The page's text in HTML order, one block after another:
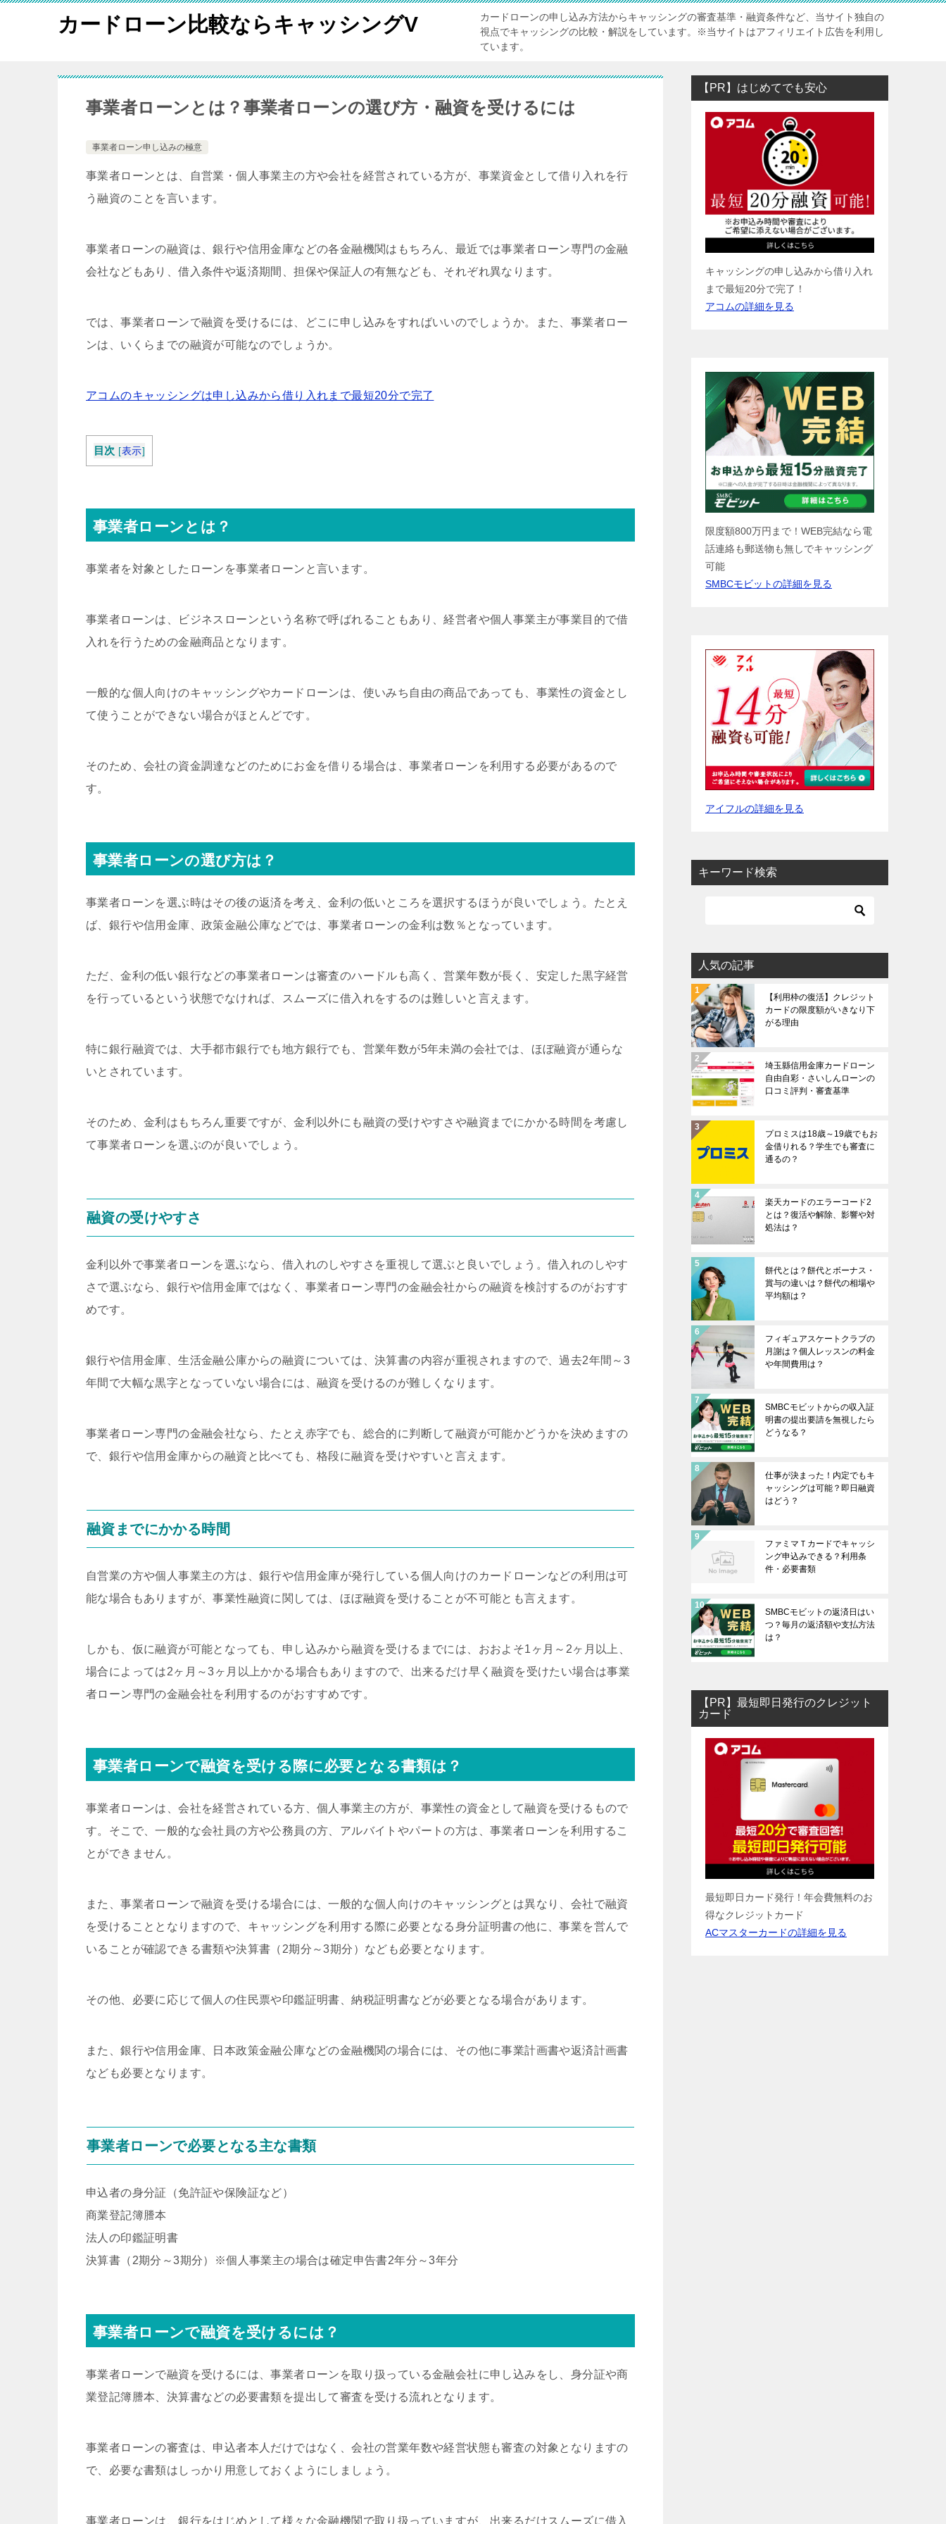
カードローン比較ならキャッシングV
カードローンの申し込み方法からキャッシングの審査基準・融資条件など、当サイト独自の
視点でキャッシングの比較・解説をしています。※当サイトはアフィリエイト広告を利用し
ています。
事業者ローンとは？事業者ローンの選び方・融資を受けるには
事業者ローン申し込みの極意
事業者ローンとは、自営業・個人事業主の方や会社を経営されている方が、事業資金として借り入れを行
う融資のことを言います。
事業者ローンの融資は、銀行や信用金庫などの各金融機関はもちろん、最近では事業者ローン専門の金融
会社などもあり、借入条件や返済期間、担保や保証人の有無なども、それぞれ異なります。
では、事業者ローンで融資を受けるには、どこに申し込みをすればいいのでしょうか。また、事業者ロー
ンは、いくらまでの融資が可能なのでしょうか。
アコムのキャッシングは申し込みから借り入れまで最短20分で完了
目次 [表示]
事業者ローンとは？
事業者を対象としたローンを事業者ローンと言います。
事業者ローンは、ビジネスローンという名称で呼ばれることもあり、経営者や個人事業主が事業目的で借
入れを行うための金融商品となります。
一般的な個人向けのキャッシングやカードローンは、使いみち自由の商品であっても、事業性の資金とし
て使うことができない場合がほとんどです。
そのため、会社の資金調達などのためにお金を借りる場合は、事業者ローンを利用する必要があるので
す。
事業者ローンの選び方は？
事業者ローンを選ぶ時はその後の返済を考え、金利の低いところを選択するほうが良いでしょう。たとえ
ば、銀行や信用金庫、政策金融公庫などでは、事業者ローンの金利は数％となっています。
ただ、金利の低い銀行などの事業者ローンは審査のハードルも高く、営業年数が長く、安定した黒字経営
を行っているという状態でなければ、スムーズに借入れをするのは難しいと言えます。
特に銀行融資では、大手都市銀行でも地方銀行でも、営業年数が5年未満の会社では、ほぼ融資が通らな
いとされています。
そのため、金利はもちろん重要ですが、金利以外にも融資の受けやすさや融資までにかかる時間を考慮し
て事業者ローンを選ぶのが良いでしょう。
融資の受けやすさ
金利以外で事業者ローンを選ぶなら、借入れのしやすさを重視して選ぶと良いでしょう。借入れのしやす
さで選ぶなら、銀行や信用金庫ではなく、事業者ローン専門の金融会社からの融資を検討するのがおすす
めです。
銀行や信用金庫、生活金融公庫からの融資については、決算書の内容が重視されますので、過去2年間～3
年間で大幅な黒字となっていない場合には、融資を受けるのが難しくなります。
事業者ローン専門の金融会社なら、たとえ赤字でも、総合的に判断して融資が可能かどうかを決めますの
で、銀行や信用金庫からの融資と比べても、格段に融資を受けやすいと言えます。
融資までにかかる時間
自営業の方や個人事業主の方は、銀行や信用金庫が発行している個人向けのカードローンなどの利用は可
能な場合もありますが、事業性融資に関しては、ほぼ融資を受けることが不可能とも言えます。
しかも、仮に融資が可能となっても、申し込みから融資を受けるまでには、おおよそ1ヶ月～2ヶ月以上、
場合によっては2ヶ月～3ヶ月以上かかる場合もありますので、出来るだけ早く融資を受けたい場合は事業
者ローン専門の金融会社を利用するのがおすすめです。
事業者ローンで融資を受ける際に必要となる書類は？
事業者ローンは、会社を経営されている方、個人事業主の方が、事業性の資金として融資を受けるもので
す。そこで、一般的な会社員の方や公務員の方、アルバイトやパートの方は、事業者ローンを利用するこ
とができません。
また、事業者ローンで融資を受ける場合には、一般的な個人向けのキャッシングとは異なり、会社で融資
を受けることとなりますので、キャッシングを利用する際に必要となる身分証明書の他に、事業を営んで
いることが確認できる書類や決算書（2期分～3期分）なども必要となります。
その他、必要に応じて個人の住民票や印鑑証明書、納税証明書などが必要となる場合があります。
また、銀行や信用金庫、日本政策金融公庫などの金融機関の場合には、その他に事業計画書や返済計画書
なども必要となります。
事業者ローンで必要となる主な書類
申込者の身分証（免許証や保険証など）
商業登記簿謄本
法人の印鑑証明書
決算書（2期分～3期分）※個人事業主の場合は確定申告書2年分～3年分
事業者ローンで融資を受けるには？
事業者ローンで融資を受けるには、事業者ローンを取り扱っている金融会社に申し込みをし、身分証や商
業登記簿謄本、決算書などの必要書類を提出して審査を受ける流れとなります。
事業者ローンの審査は、申込者本人だけではなく、会社の営業年数や経営状態も審査の対象となりますの
で、必要な書類はしっかり用意しておくようにしましょう。
事業者ローンは、銀行をはじめとして様々な金融機関で取り扱っていますが、出来るだけスムーズに借入
【PR】はじめてでも安心
キャッシングの申し込みから借り入れ
まで最短20分で完了！
アコムの詳細を見る
限度額800万円まで！WEB完結なら電
話連絡も郵送物も無しでキャッシング
可能
SMBCモビットの詳細を見る
アイフルの詳細を見る
キーワード検索
人気の記事
【利用枠の復活】クレジット
カードの限度額がいきなり下
がる理由
埼玉縣信用金庫カードローン
自由自彩・さいしんローンの
口コミ評判・審査基準
プロミスは18歳～19歳でもお
金借りれる？学生でも審査に
通るの？
楽天カードのエラーコード2
とは？復活や解除、影響や対
処法は？
餅代とは？餅代とボーナス・
賞与の違いは？餅代の相場や
平均額は？
フィギュアスケートクラブの
月謝は？個人レッスンの料金
や年間費用は？
SMBCモビットからの収入証
明書の提出要請を無視したら
どうなる？
仕事が決まった！内定でもキ
ャッシングは可能？即日融資
はどう？
ファミマＴカードでキャッシ
ング申込みできる？利用条
件・必要書類
SMBCモビットの返済日はい
つ？毎月の返済額や支払方法
は？
【PR】最短即日発行のクレジット
カード
最短即日カード発行！年会費無料のお
得なクレジットカード
ACマスターカードの詳細を見る